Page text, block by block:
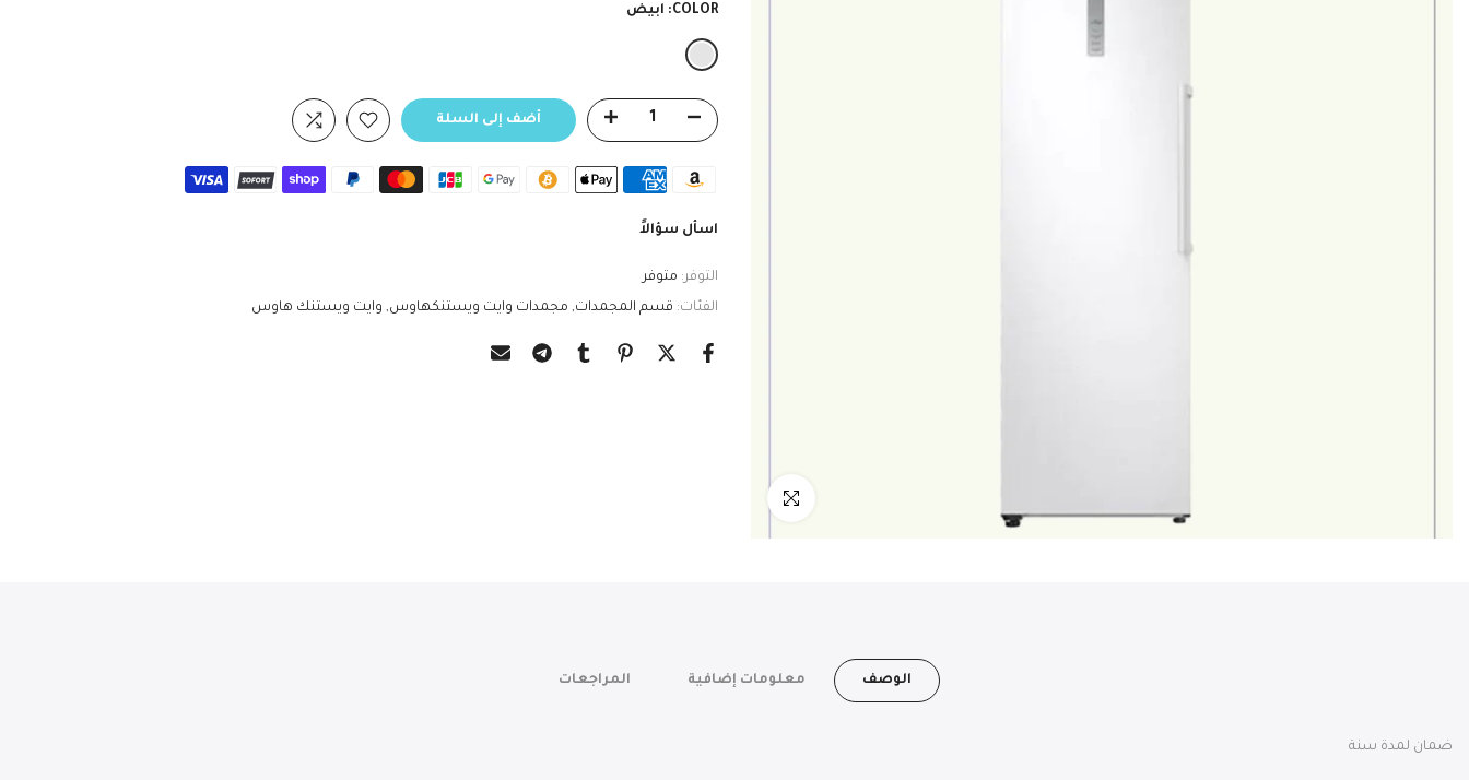
انقر للتكبير
COLOR: ابيض
أضف إلى السلة
اسأل سؤالاً
التوفر: متوفر
الفئات: قسم المجمدات مجمدات وايت ويستنكهاوس وايت ويستنك هاوس
الوصف معلومات إضافية المراجعات
ضمان لمدة سنة